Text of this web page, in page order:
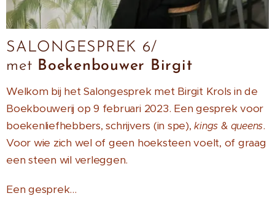
SALONGESPREK 6/
met Boekenbouwer Birgit
Welkom bij het Salongesprek met Birgit Krols in de
Boekbouwerij op 9 februari 2023. Een gesprek voor
boekenliefhebbers, schrijvers (in spe),kings & queens.
Voor wie zich wel of geen hoeksteen voelt, of graag
een steen wil verleggen.
Een gesprek...